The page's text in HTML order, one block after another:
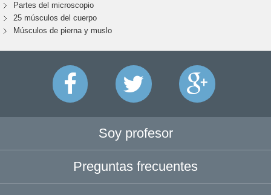
Partes del microscopio
25 músculos del cuerpo
Músculos de pierna y muslo
Soy profesor
Preguntas frecuentes